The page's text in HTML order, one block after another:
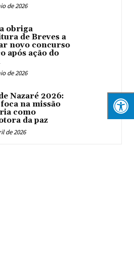
de 2026
obriga
de Breves a
novo concurso
após ação do
de 2026
Nazaré 2026:
na missão
como
da paz
de 2026